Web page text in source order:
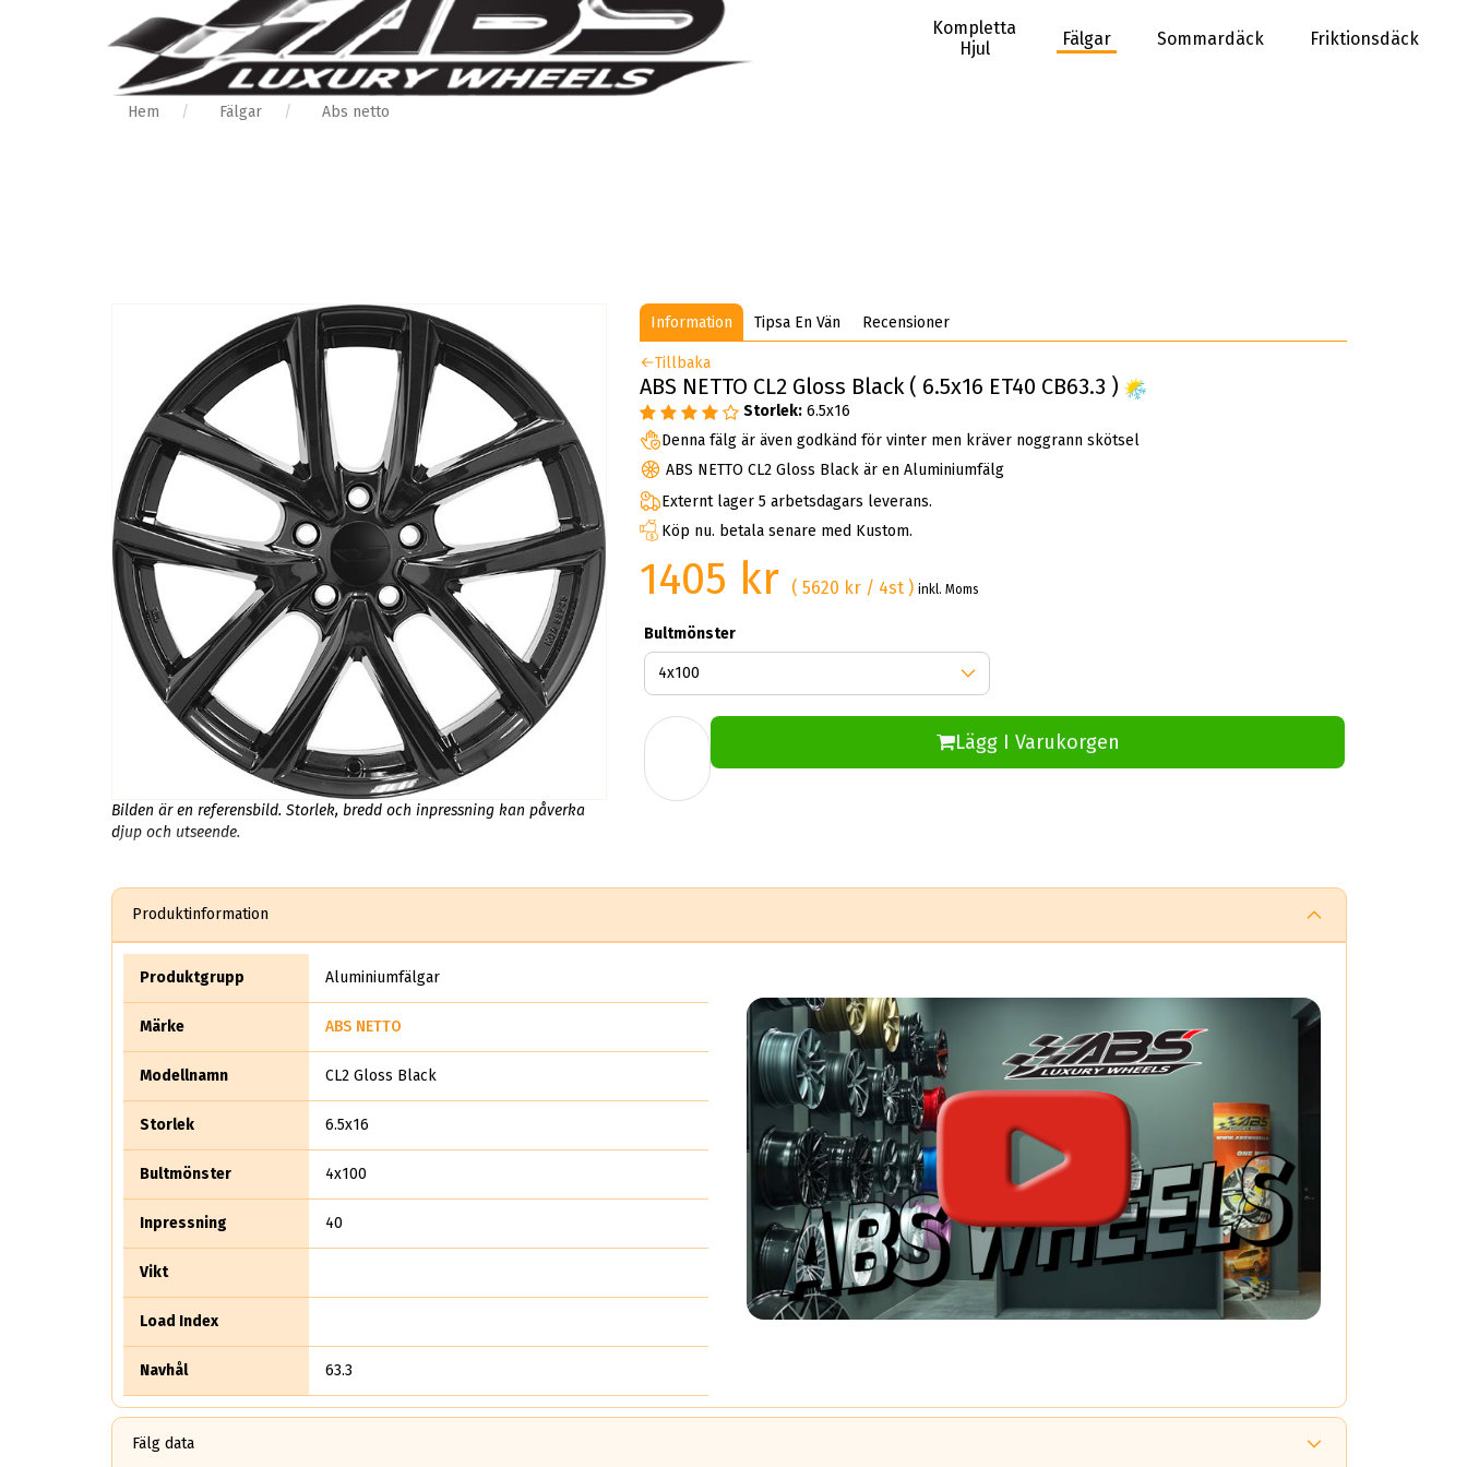
Kompletta
Hjul
Fälgar Sommardäck Friktionsdäck
Hem Fälgar Abs netto
Bilden är en referensbild. Storlek, bredd och inpressning kan påverka
djup och utseende.
Information Tipsa En Vän Recensioner
Tillbaka
ABS NETTO CL2 Gloss Black ( 6.5x16 ET40 CB63.3 )
Storlek: 6.5x16
Denna fälg är även godkänd för vinter men kräver noggrann skötsel
ABS NETTO CL2 Gloss Black är en Aluminiumfälg
Externt lager 5 arbetsdagars leverans.
Köp nu. betala senare med Kustom.
1405 kr ( 5620 kr / 4st )inkl. Moms
Bultmönster
Lägg I Varukorgen
Produktinformation
Produktgrupp Aluminiumfälgar
Märke ABS NETTO
Modellnamn CL2 Gloss Black
Storlek 6.5x16
Bultmönster 4x100
Inpressning 40
Vikt
Load Index
Navhål 63.3
Fälg data